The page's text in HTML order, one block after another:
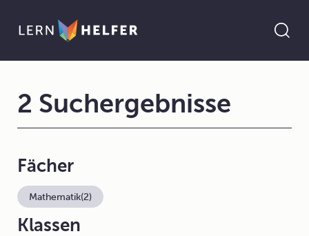
2 Suchergebnisse
Fächer
Mathematik(2)
Klassen